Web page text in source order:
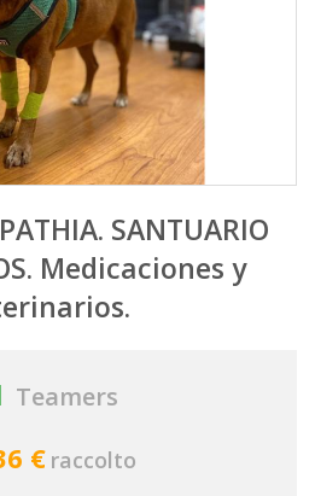
SANTUARIO
Medicaciones y
Teamers
€ raccolto